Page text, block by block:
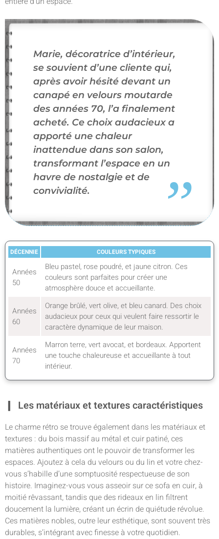
Marie, décoratrice d’intérieur,
se souvient d’une cliente qui,
après avoir hésité devant un
canapé en velours moutarde
des années 70, l’a finalement
acheté. Ce choix audacieux a
apporté une chaleur
inattendue dans son salon,
transformant l’espace en un
havre de nostalgie et de
convivialité.
DÉCENNIE COULEURS TYPIQUES
Années
50
Bleu pastel, rose poudré, et jaune citron. Ces
couleurs sont parfaites pour créer une
atmosphère douce et accueillante.
Années
60
Orange brûlé, vert olive, et bleu canard. Des choix
audacieux pour ceux qui veulent faire ressortir le
caractère dynamique de leur maison.
Années
70
Marron terre, vert avocat, et bordeaux. Apportent
une touche chaleureuse et accueillante à tout
intérieur.
Les matériaux et textures caractéristiques
Le charme rétro se trouve également dans les matériaux et
textures : du bois massif au métal et cuir patiné, ces
matières authentiques ont le pouvoir de transformer les
espaces. Ajoutez à cela du velours ou du lin et votre chez-
vous s’habille d’une somptuosité respectueuse de son
histoire. Imaginez-vous vous asseoir sur ce sofa en cuir, à
moitié rêvassant, tandis que des rideaux en lin filtrent
doucement la lumière, créant un écrin de quiétude révolue.
Ces matières nobles, outre leur esthétique, sont souvent très
durables, s’intégrant avec finesse à votre quotidien.